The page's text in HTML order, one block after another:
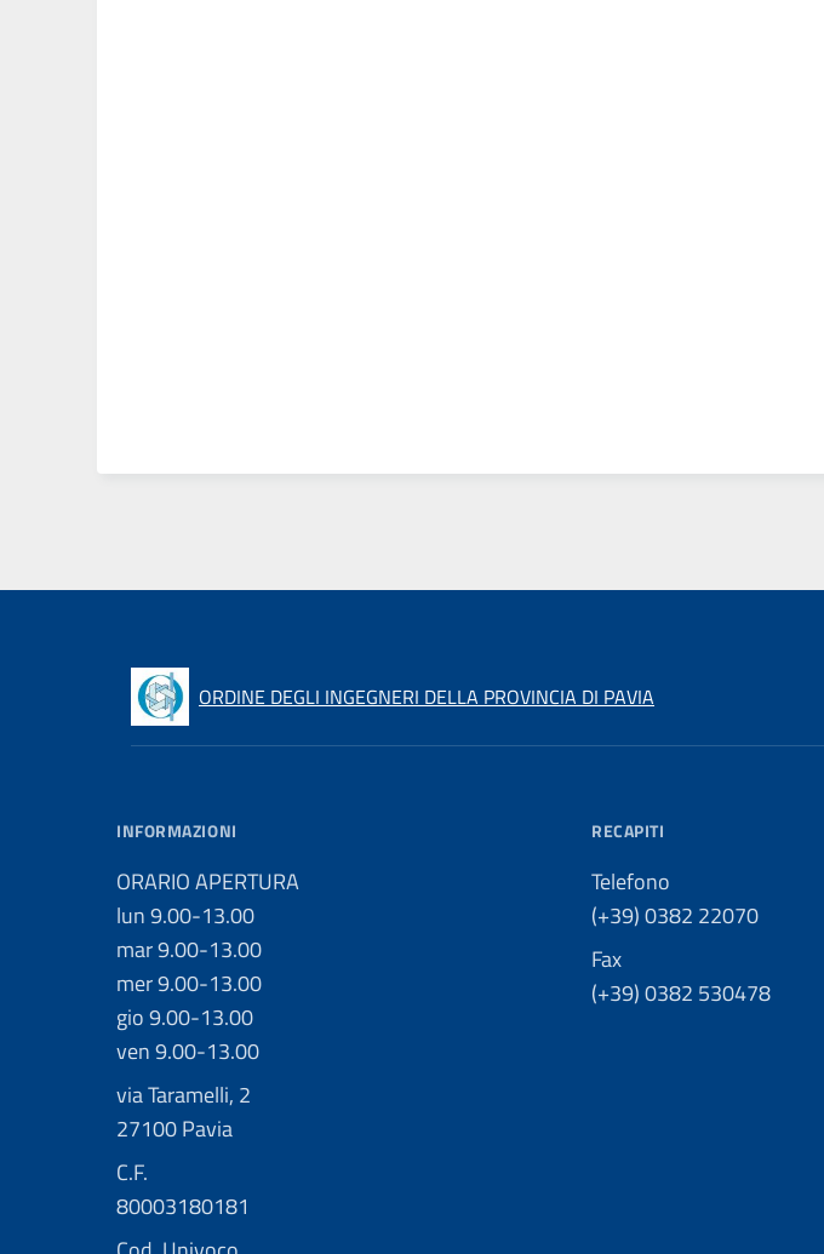
ORDINE DEGLI INGEGNERI DELLA PROVINCIA DI PAVIA
INFORMAZIONI
ORARIO APERTURA
lun 9.00-13.00
mar 9.00-13.00
mer 9.00-13.00
gio 9.00-13.00
ven 9.00-13.00
via Taramelli, 2
27100 Pavia
C.F.
80003180181
RECAPITI
Telefono
(+39) 0382 22070
Fax
(+39) 0382 530478